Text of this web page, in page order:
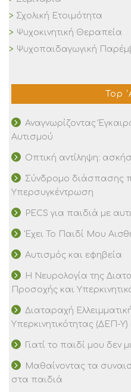
Σχολική Ετοιμότητα
Ψυχοκινητική Θεραπεία
Ψυχοπαιδαγωγική
Top
Αναγνωρίζοντας
Αυτισμού
Οπτική αντίληψη:
Σύνδρομο διάσπασης
Υπερσυγκέντρωση
PECS για παιδιά με
Έχει Το Παιδί Μου
Αυτισμός και εφηβεία
Η Νευρολογία της
Προσοχής και
Διαταραχή
Υπερκινητικότητας (ΔΕΠ-Υ)
Γιατί το παιδί μου δεν
Μαθαίνοντας τα
στα παιδιά